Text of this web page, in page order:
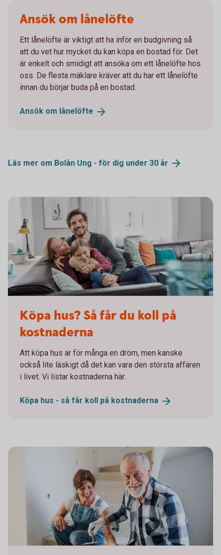
Ansök om lånelöfte
Ett lånelöfte är viktigt att ha inför en budgivning så
att du vet hur mycket du kan köpa en bostad för. Det
är enkelt och smidigt att ansöka om ett lånelöfte hos
oss. De flesta mäklare kräver att du har ett lånelöfte
innan du börjar buda på en bostad.
Ansök om lånelöfte
Läs mer om Bolån Ung - för dig under 30 år
Köpa hus? Så får du koll på
kostnaderna
Att köpa hus är för många en dröm, men kanske
också lite läskigt då det kan vara den största affären
i livet. Vi listar kostnaderna här.
Köpa hus - så får koll på kostnaderna